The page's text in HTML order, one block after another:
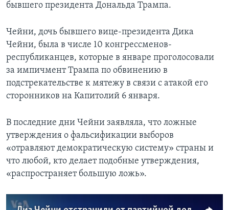
бывшего президента Дональда Трампа.
Чейни, дочь бывшего вице-президента Дика
Чейни, была в числе 10 конгрессменов-
республиканцев, которые в январе проголосовали
за импичмент Трампа по обвинению в
подстрекательстве к мятежу в связи с атакой его
сторонников на Капитолий 6 января.
В последние дни Чейни заявляла, что ложные
утверждения о фальсификации выборов
«отравляют демократическую систему» страны и
что любой, кто делает подобные утверждения,
«распространяет большую ложь».